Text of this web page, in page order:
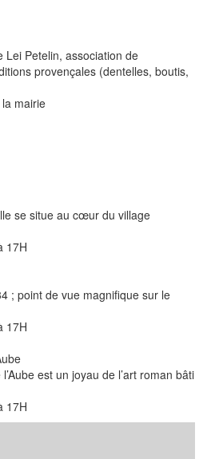
Lei Petelin, association de
provençales (dentelles, boutis,
mairie
se situe au cœur du village
17H
; point de vue magnifique sur le
17H
est un joyau de l’art roman bâti
17H